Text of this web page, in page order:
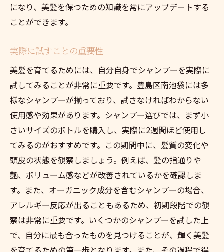
になり、美髪を保つための知識を常にアップデートする
ことができます。
実際に試すことの重要性
美髪を育てるためには、自分自身でシャンプーを実際に
試してみることが非常に重要です。豊島区南池袋には多
様なシャンプーが揃っており、試さなければわからない
使用感や効果があります。シャンプー選びでは、まず小
さいサイズのボトルを購入し、実際に2週間ほど使用し
てみるのがおすすめです。この期間中に、髪質の変化や
頭皮の状態を観察しましょう。例えば、髪の指通りや
艶、ボリューム感などが改善されているかを確認しま
す。また、オーガニック成分を含むシャンプーの場合、
アレルギー反応が出ることもあるため、初期段階での観
察は非常に重要です。いくつかのシャンプーを試した上
で、自分に最も合ったものを見つけることが、輝く美髪